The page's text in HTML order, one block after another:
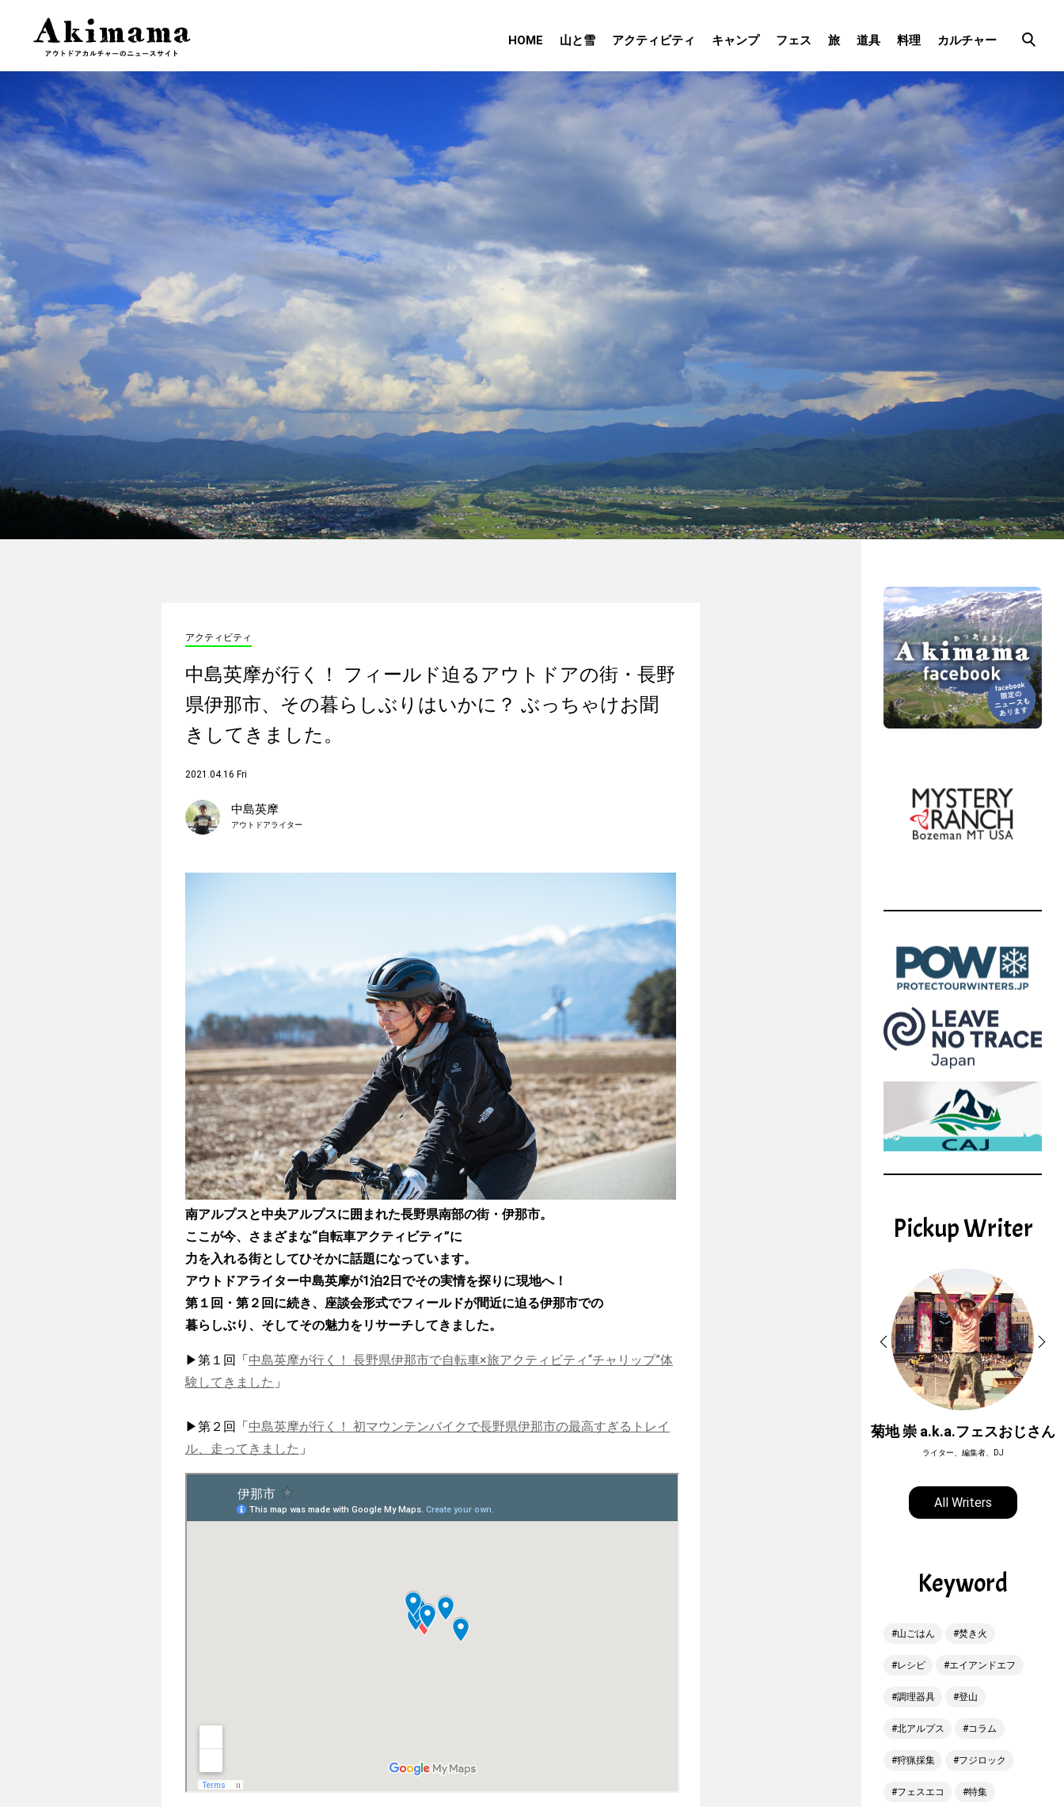
HOME 山と雪 アクティビティ キャンプ フェス 旅 道具 料理 カルチャー
アクティビティ
中島英摩が行く！ フィールド迫るアウトドアの街・長野
県伊那市、その暮らしぶりはいかに？ ぶっちゃけお聞
きしてきました。
2021.04.16 Fri
中島英摩
アウトドアライター
南アルプスと中央アルプスに囲まれた長野県南部の街・伊那市。
ここが今、さまざまな“自転車アクティビティ”に
力を入れる街としてひそかに話題になっています。
アウトドアライター中島英摩が1泊2日でその実情を探りに現地へ！
第１回・第２回に続き、座談会形式でフィールドが間近に迫る伊那市での
暮らしぶり、そしてその魅力をリサーチしてきました。
▶第１回「 中島英摩が行く！ 長野県伊那市で自転車×旅アクティビティ“チャリップ”体
験してきました 」
▶第２回「 中島英摩が行く！ 初マウンテンバイクで長野県伊那市の最高すぎるトレイ
ル、走ってきました 」
Pickup Writer
渡辺信吾 菊地 崇 a.k.a.フェスおじさん
ライター、編集者、DJ
All Writers
Keyword
山ごはん 焚き火
レシピ エイアンドエフ
調理器具 登山
北アルプス コラム
狩猟採集 フジロック
フェスエコ 特集